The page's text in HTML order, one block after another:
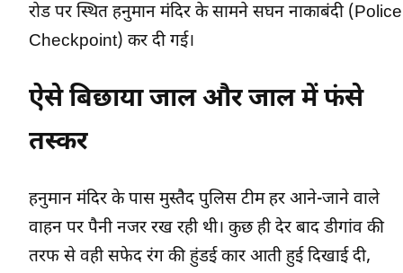
रोड पर स्थित हनुमान मंदिर के सामने सघन नाकाबंदी (Police
Checkpoint) कर दी गई।
ऐसे बिछाया जाल और जाल में फंसे
तस्कर
हनुमान मंदिर के पास मुस्तैद पुलिस टीम हर आने-जाने वाले
वाहन पर पैनी नजर रख रही थी। कुछ ही देर बाद डीगांव की
तरफ से वही सफेद रंग की हुंडई कार आती हुई दिखाई दी,